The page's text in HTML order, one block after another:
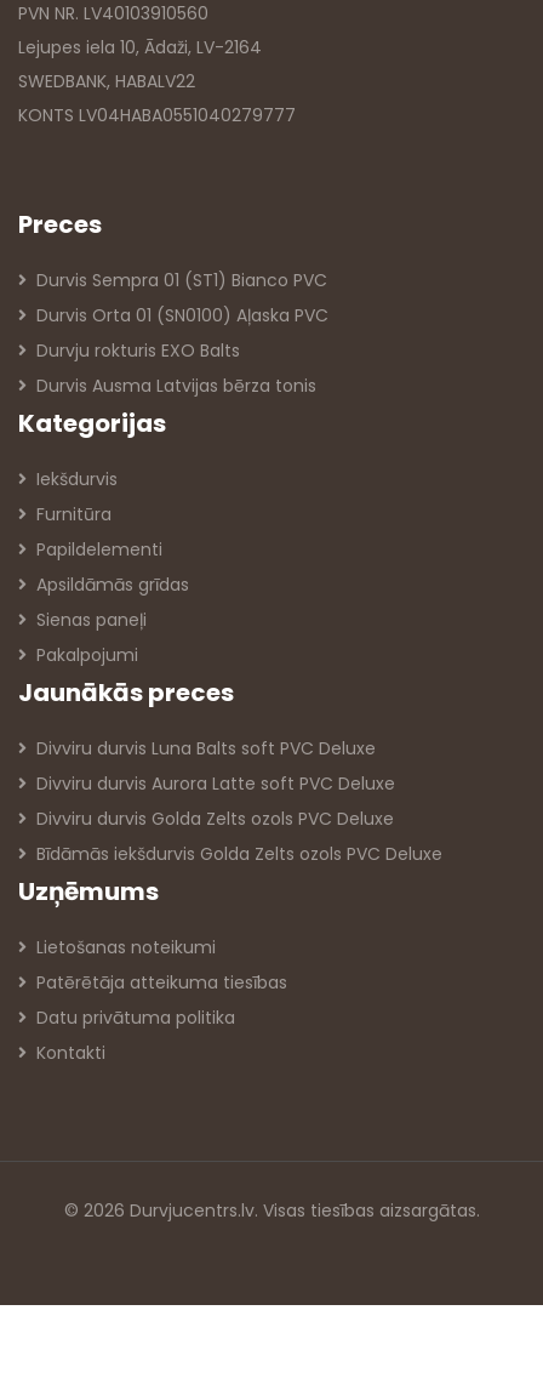
PVN NR. LV40103910560
Lejupes iela 10, Ādaži, LV-2164
SWEDBANK, HABALV22
KONTS LV04HABA0551040279777
Preces
Durvis Sempra 01 (ST1) Bianco PVC
Durvis Orta 01 (SN0100) Aļaska PVC
Durvju rokturis EXO Balts
Durvis Ausma Latvijas bērza tonis
Kategorijas
Iekšdurvis
Furnitūra
Papildelementi
Apsildāmās grīdas
Sienas paneļi
Pakalpojumi
Jaunākās preces
Divviru durvis Luna Balts soft PVC Deluxe
Divviru durvis Aurora Latte soft PVC Deluxe
Divviru durvis Golda Zelts ozols PVC Deluxe
Bīdāmās iekšdurvis Golda Zelts ozols PVC Deluxe
Uzņēmums
Lietošanas noteikumi
Patērētāja atteikuma tiesības
Datu privātuma politika
Kontakti
© 2026 Durvjucentrs.lv. Visas tiesības aizsargātas.